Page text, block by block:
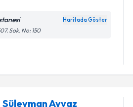
Haritada Göster
Sok. No: 150